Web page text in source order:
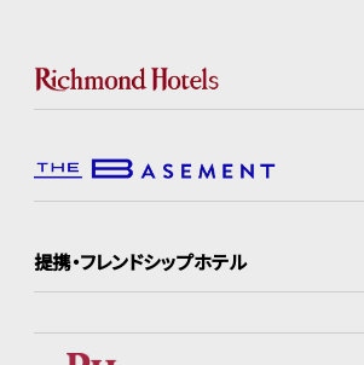
提携・フレンドシップホテル